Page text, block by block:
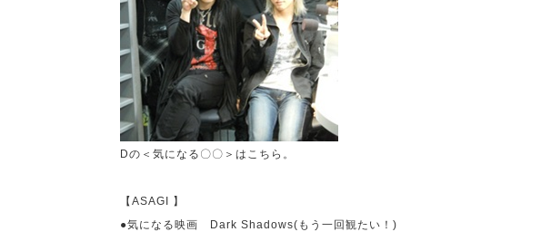
Dの＜気になる〇〇＞はこちら。
【 ASAGI
】
●気になる映画
Dark Shadows( もう一回観たい！ )